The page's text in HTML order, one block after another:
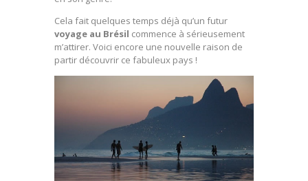
Cela fait quelques temps déjà qu’un futur
voyage au Brésil commence à sérieusement
m’attirer. Voici encore une nouvelle raison de
partir découvrir ce fabuleux pays !